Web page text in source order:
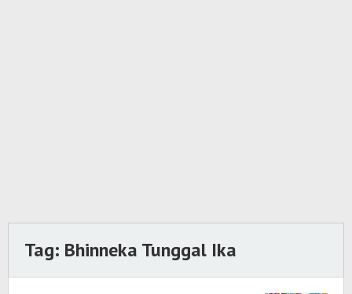
Tag: Bhinneka Tunggal Ika